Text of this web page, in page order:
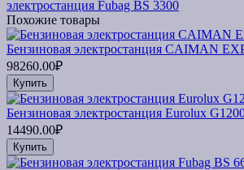
электростанция Fubag BS 3300
Похожие товары
Бензиновая электростанция CAIMAN
98260.00₽
Купить
Бензиновая электростанция Eurolux
14490.00₽
Купить